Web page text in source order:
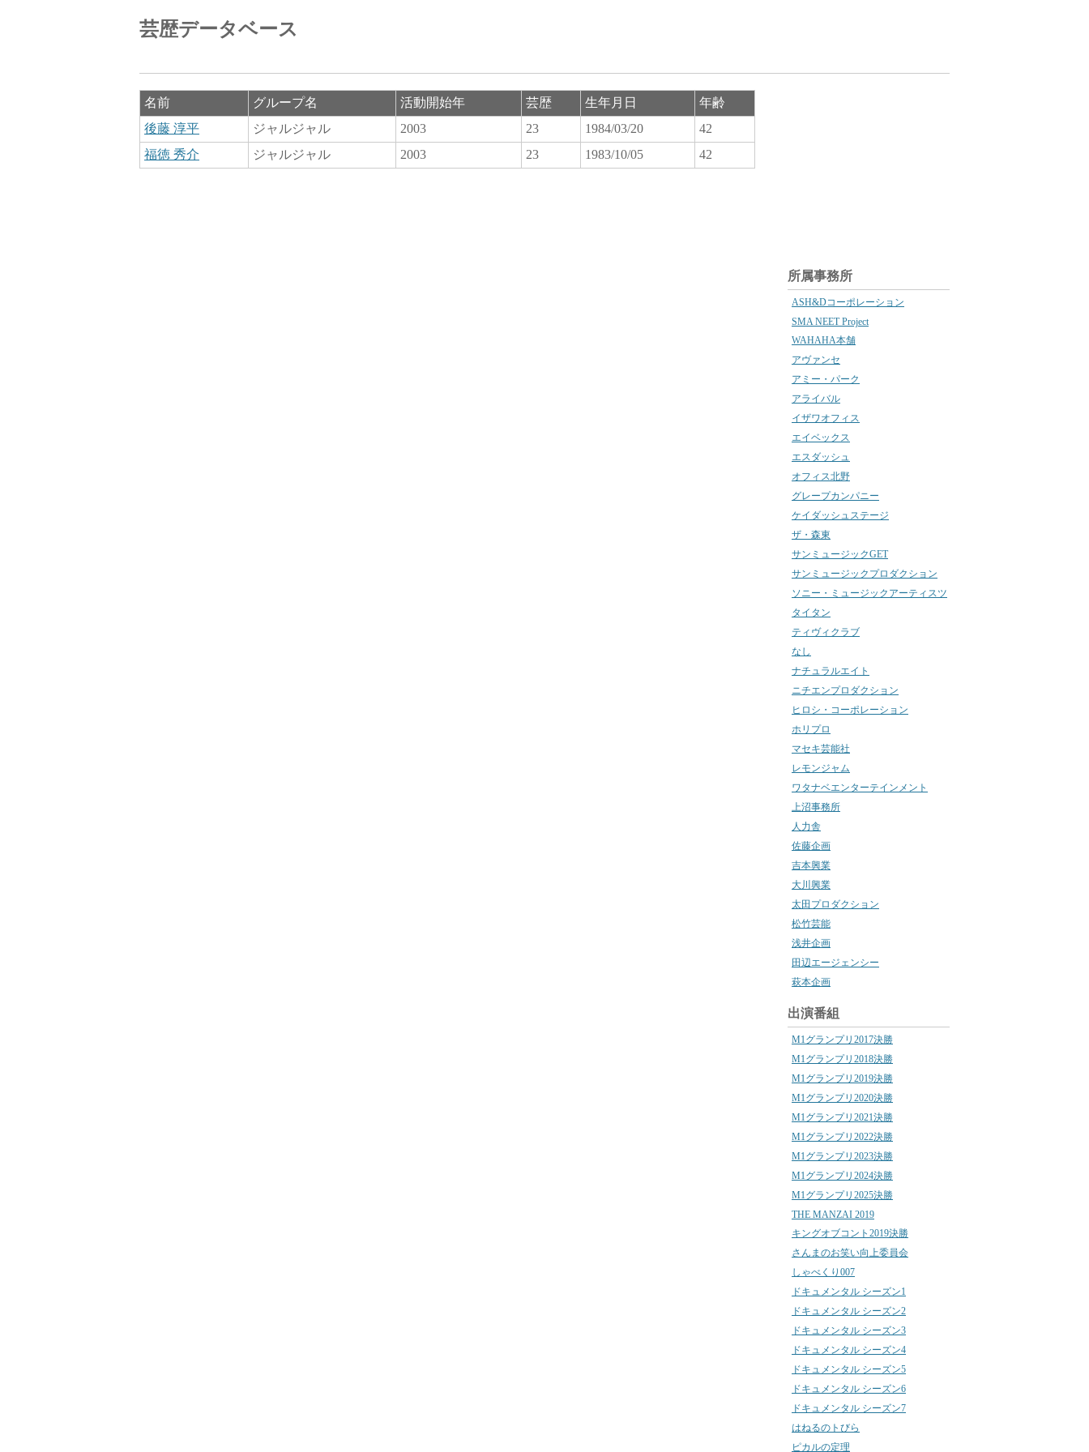
芸歴データベース
名前 グループ名 活動開始年 芸歴 生年月日
年齢
後藤 淳平
ジャルジャル 2003 23 1984/03/20
42
福徳 秀介
ジャルジャル 2003 23 1983/10/05 42
所属事務所
ASH&Dコーポレーション
SMA NEET Project
WAHAHA本舗
アヴァンセ
アミー・パーク
アライバル
イザワオフィス
エイベックス
エスダッシュ
オフィス北野
グレープカンパニー
ケイダッシュステージ
ザ・森東
サンミュージックGET
サンミュージックプロダクション
ソニー・ミュージックアーティスツ
タイタン
ティヴィクラブ
なし
ナチュラルエイト
ニチエンプロダクション
ヒロシ・コーポレーション
ホリプロ
マセキ芸能社
レモンジャム
ワタナベエンターテインメント
上沼事務所
人力舎
佐藤企画
吉本興業
大川興業
太田プロダクション
松竹芸能
浅井企画
田辺エージェンシー
萩本企画
出演番組
M1グランプリ2017決勝
M1グランプリ2018決勝
M1グランプリ2019決勝
M1グランプリ2020決勝
M1グランプリ2021決勝
M1グランプリ2022決勝
M1グランプリ2023決勝
M1グランプリ2024決勝
M1グランプリ2025決勝
THE MANZAI 2019
キングオブコント2019決勝
さんまのお笑い向上委員会
しゃべくり007
ドキュメンタル シーズン1
ドキュメンタル シーズン2
ドキュメンタル シーズン3
ドキュメンタル シーズン4
ドキュメンタル シーズン5
ドキュメンタル シーズン6
ドキュメンタル シーズン7
はねるのトびら
ピカルの定理